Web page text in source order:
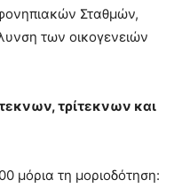
Σταθμών,
των οικογενειών
τρίτεκνων και
μόρια τη μοριοδότηση: